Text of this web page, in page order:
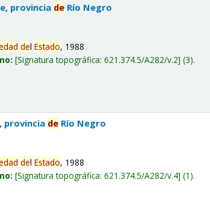
provincia de Río Negro
delEstado, 1988
Signatura topográfica:621.374.5/A282/v.2 (3).
provincia de Río Negro
delEstado, 1988
Signatura topográfica:621.374.5/A282/v.4 (1).